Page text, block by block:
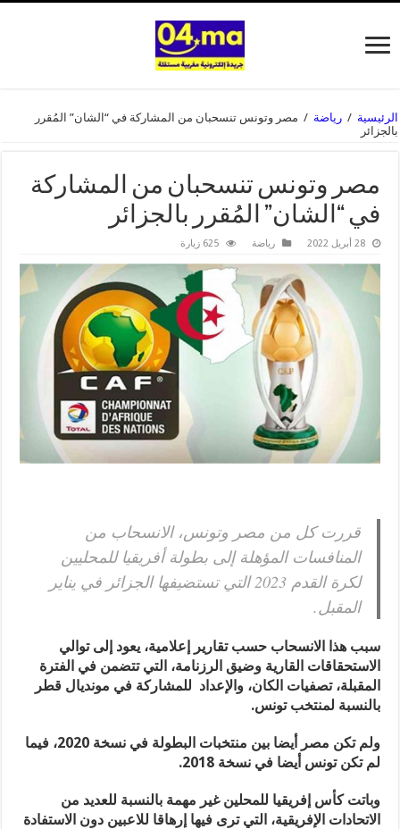
الرئيسية / رياضة / مصر وتونس تنسحبان من المشاركة في “الشان” المُقرر
بالجزائر
مصر وتونس تنسحبان من المشاركة
في “الشان” المُقرر بالجزائر
28 أبريل 2022 رياضة 625 زيارة
قررت كل من مصر وتونس، الانسحاب من
المنافسات ⁧‫المؤهلة إلى بطولة أفريقيا للمحليين
لكرة القدم 2023 التي تستضيفها الجزائر في يناير
المقبل.
سبب هذا الانسحاب حسب تقارير إعلامية، يعود إلى توالي
الاستحقاقات القارية وضيق الرزنامة، التي تتضمن في الفترة
المقبلة، تصفيات الكان، والإعداد للمشاركة في مونديال قطر
بالنسبة لمنتخب تونس.
ولم تكن مصر أيضا بين منتخبات البطولة في نسخة 2020، فيما
لم تكن تونس أيضا في نسخة 2018.
وباتت كأس إفريقيا للمحلين غير مهمة بالنسبة للعديد من
الاتحادات الإفريقية، التي ترى فيها إرهاقا للاعبين دون الاستفادة